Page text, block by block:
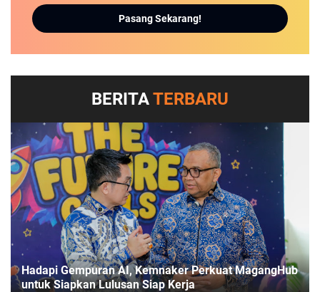
Pasang Sekarang!
BERITATERBARU
Hadapi Gempuran AI, Kemnaker Perkuat MagangHub
untuk Siapkan Lulusan Siap Kerja